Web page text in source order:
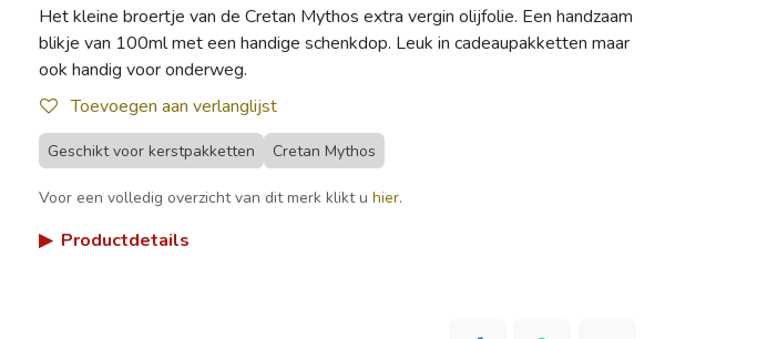
Het kleine broertje van de Cretan Mythos extra vergin olijfolie. Een handzaam
blikje van 100ml met een handige schenkdop. Leuk in cadeaupakketten maar
ook handig voor onderweg.
Toevoegen aan verlanglijst
Geschikt voor kerstpakketten Cretan Mythos
Voor een volledig overzicht van dit merk klikt u hier.
▶ Productdetails